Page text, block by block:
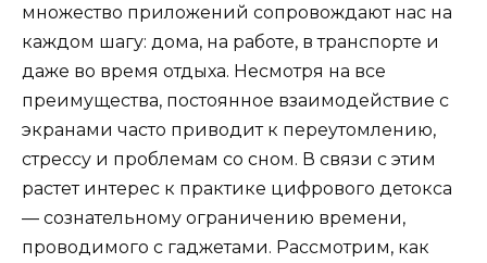
множество приложений сопровождают нас на
каждом шагу: дома, на работе, в транспорте и
даже во время отдыха. Несмотря на все
преимущества, постоянное взаимодействие с
экранами часто приводит к переутомлению,
стрессу и проблемам со сном. В связи с этим
растет интерес к практике цифрового детокса
— сознательному ограничению времени,
проводимого с гаджетами. Рассмотрим, как